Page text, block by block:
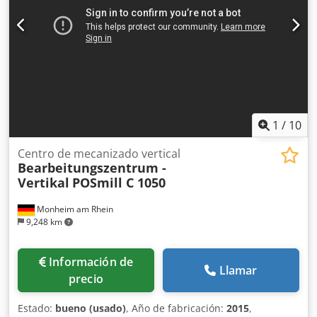
de transporte: 2700 mm x 2350 mm x 2400 mm (l x a x h) -
Peso de transporte [kg]: 5000 kg - Paquetes de transporte
1 / 10
Monheim am Rhein
9,248 km
Centro de mecanizado vertical
Bearbeitungszentrum -
Vertikal POSmill C 1050
Información de
precio
Llamar
Estado: bueno (usado), Año de fabricación: 2015,